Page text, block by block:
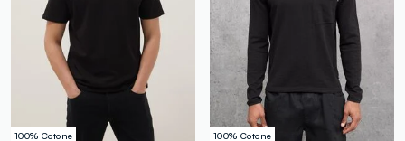
100% Cotone 100% Cotone